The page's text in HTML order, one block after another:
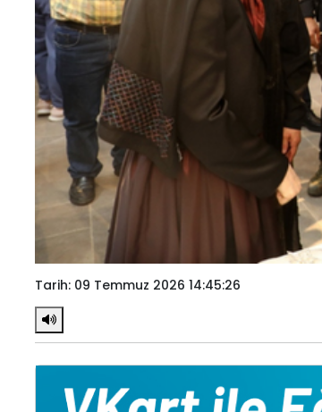
Tarih: 09 Temmuz 2026 14:45:26